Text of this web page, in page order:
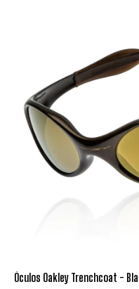
Óculos Oakley Trenchcoat -